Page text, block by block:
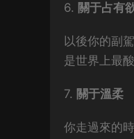
6. 關于占有
以後你的副
是世界上最酸
7. 關于溫柔
你走過來的